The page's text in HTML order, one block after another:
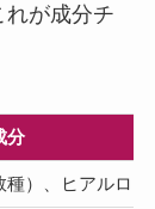
れが成分チ
分
種）、ヒアルロ